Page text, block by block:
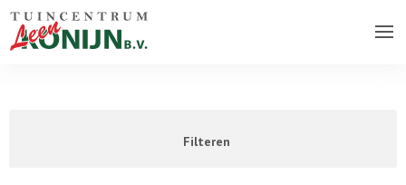
Filteren